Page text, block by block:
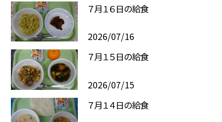
７月１６日の給食
2026/07/16
７月１５日の給食
2026/07/15
７月１４日の給食